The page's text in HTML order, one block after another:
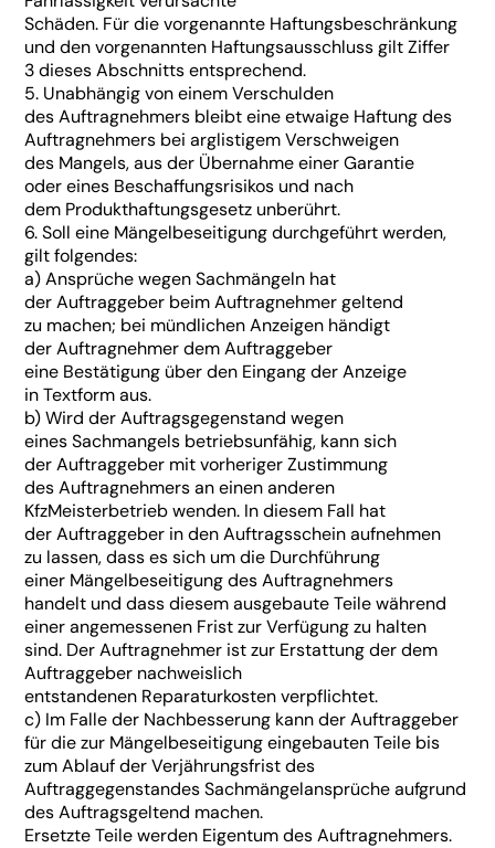
Schäden. Für die vorgenannte Haftungsbeschränkung
und den vorgenannten Haftungsausschluss gilt Ziffer
3 dieses Abschnitts entsprechend.
5. Unabhängig von einem Verschulden
des Auftragnehmers bleibt eine etwaige Haftung des
Auftragnehmers bei arglistigem Verschweigen
des Mangels, aus der Übernahme einer Garantie
oder eines Beschaffungsrisikos und nach
dem Produkthaftungsgesetz unberührt.
6. Soll eine Mängelbeseitigung durchgeführt werden,
gilt folgendes:
a) Ansprüche wegen Sachmängeln hat
der Auftraggeber beim Auftragnehmer geltend
zu machen; bei mündlichen Anzeigen händigt
der Auftragnehmer dem Auftraggeber
eine Bestätigung über den Eingang der Anzeige
in Textform aus.
b) Wird der Auftragsgegenstand wegen
eines Sachmangels betriebsunfähig, kann sich
der Auftraggeber mit vorheriger Zustimmung
des Auftragnehmers an einen anderen
KfzMeisterbetrieb wenden. In diesem Fall hat
der Auftraggeber in den Auftragsschein aufnehmen
zu lassen, dass es sich um die Durchführung
einer Mängelbeseitigung des Auftragnehmers
handelt und dass diesem ausgebaute Teile während
einer angemessenen Frist zur Verfügung zu halten
sind. Der Auftragnehmer ist zur Erstattung der dem
Auftraggeber nachweislich
entstandenen Reparaturkosten verpflichtet.
c) Im Falle der Nachbesserung kann der Auftraggeber
für die zur Mängelbeseitigung eingebauten Teile bis
zum Ablauf der Verjährungsfrist des
Auftraggegenstandes Sachmängelansprüche aufgrund
des Auftragsgeltend machen.
Ersetzte Teile werden Eigentum des Auftragnehmers.